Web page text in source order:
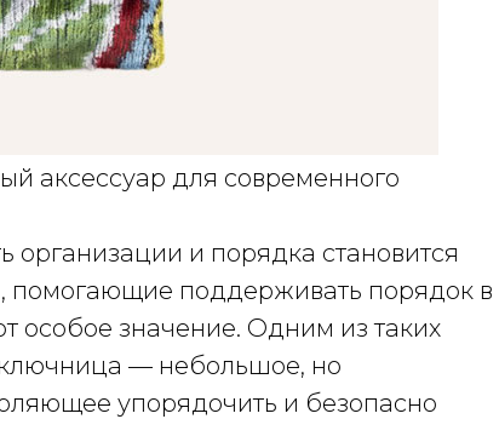
аксессуар для современного
и порядка становится
помогающие поддерживать порядок в
особое значение. Одним из таких
ключница — небольшое, но
упорядочить и безопасно